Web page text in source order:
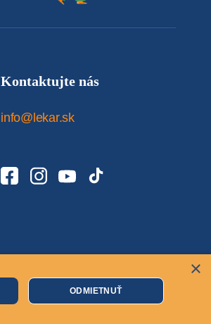
Kontaktujte nás
info@lekar.sk
Cookies
×
ODMIETNUŤ